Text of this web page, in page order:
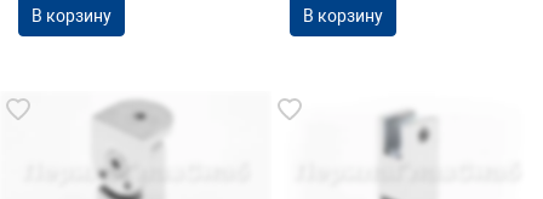
В корзину В корзину